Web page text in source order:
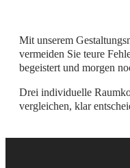
Mit unserem
vermeiden Sie teure
begeistert und morgen
Drei individuelle
vergleichen, klar